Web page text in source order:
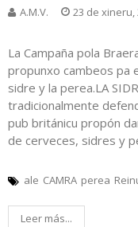
A.M.V. 23 de xineru,
La Campaña pola
propunxo cambeos pa
sidre y la perea.LA
tradicionalmente
pub británicu propón
de cerveces, sidres y
ale CAMRA perea
Leer más...